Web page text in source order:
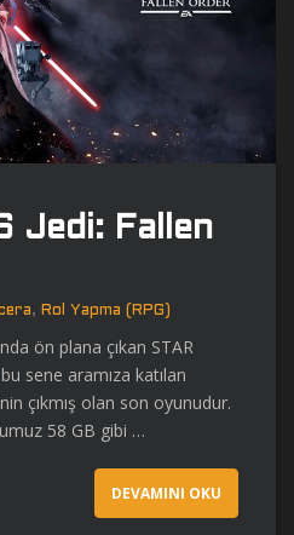
Jedi: Fallen
, Rol Yapma (RPG)
ön plana çıkan STAR
sene aramıza katılan
çıkmış olan son oyunudur.
58 GB gibi …
DEVAMINI OKU